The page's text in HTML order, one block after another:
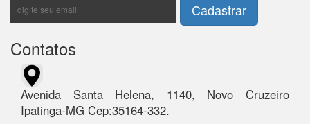
Contatos
Avenida Santa Helena, 1140, Novo Cruzeiro
Ipatinga-MG Cep:35164-332.